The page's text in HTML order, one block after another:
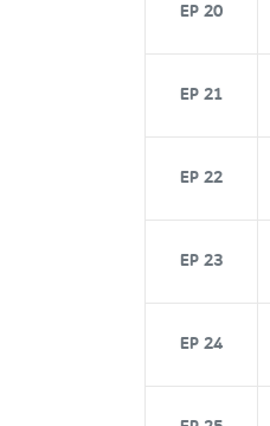
EP 20
EP 21
EP 22
EP 23
EP 24